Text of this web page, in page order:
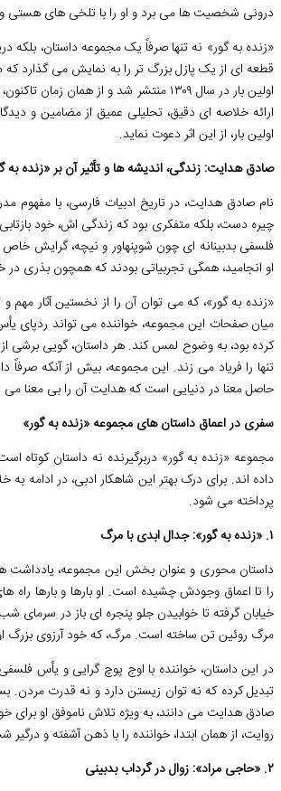
درونی شخصیت ها می برد و او را با تلخی های هستی
«زنده به گور» نه تنها صرفاً یک مجموعه داستان،
قطعه ای از یک پازل بزرگ تر را به نمایش می گذارد
اولین بار در سال ۱۳۰۹ منتشر شد و از
ارائه خلاصه ای دقیق، تحلیلی عمیق از مضامین و
اولین بار، از این اثر دعوت نماید.
صادق هدایت: زندگی، اندیشه ها و تأثیر آن بر «زنده به
نام صادق هدایت، در تاریخ ادبیات فارسی، با مفهوم
چیره دست، بلکه متفکری بود که زندگی اش، خود
فلسفی بدبینانه ای چون شوپنهاور و نیچه، گرایش
او انجامید، همگی تجربیاتی بودند که همچون بذری
«زنده به گور»، که می توان آن را از نخستین آثار مهم
میان صفحات این مجموعه، خواننده می تواند ردپای
کرده بود، به وضوح لمس کند. هر داستان، گویی برشی
تنها را فریاد می زند. این مجموعه، بیش از آنکه
حاصل معنا در دنیایی است که هدایت آن را بی معنا می
سفری در اعماق داستان های مجموعه «زنده به گور»
مجموعه «زنده به گور» دربرگیرنده نه داستان کوتاه
داده اند. برای درک بهتر این شاهکار ادبی، در ادامه
پرداخته می شود.
۱. «زنده به گور»: جدال ابدی با مرگ
داستان محوری و عنوان بخش این مجموعه، یادداشت
را تا اعماق وجودش چشیده است. او بارها و بارها راه
خیابان گرفته تا خوابیدن جلو پنجره ای باز در سرمای
مرگ روئین تن ساخته است. مرگ، که خود آرزوی بزرگ
در این داستان، خواننده با اوج پوچ گرایی و
تبدیل کرده که نه توان زیستن دارد و نه قدرت مردن.
صادق هدایت می دانند، به ویژه تلاش ناموفق او
روایت، از همان ابتدا، خواننده را با ذهن آشفته و
۲. «حاجی مراد»: زوال در گرداب بدبینی